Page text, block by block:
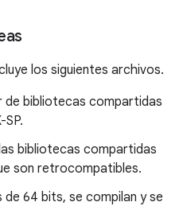
los siguientes archivos.
de bibliotecas compartidas
bibliotecas compartidas
son retrocompatibles.
de 64 bits, se compilan y se